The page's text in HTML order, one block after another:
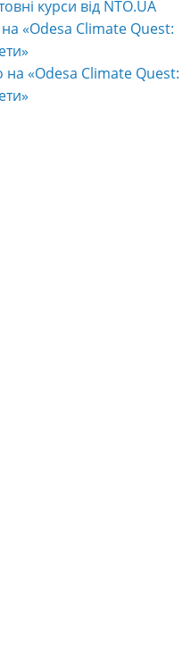
курси від NTO.UA
«Odesa Climate Quest:
«Odesa Climate Quest: